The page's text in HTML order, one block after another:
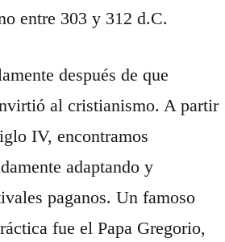
entre 303 y 312 d.C.
después de que
al cristianismo. A partir
IV, encontramos
adaptando y
paganos. Un famoso
fue el Papa Gregorio,